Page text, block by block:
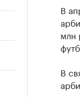
В
млн
В